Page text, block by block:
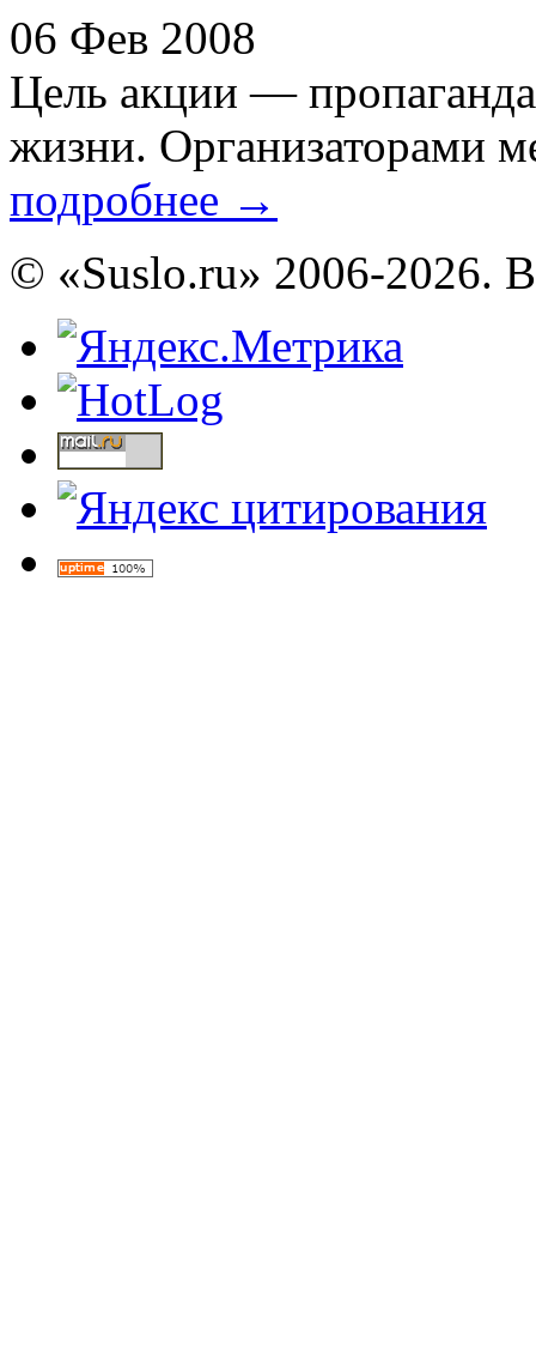
06 Фев 2008
Цель акции — пропаганда
жизни. Организаторами
подробнее →
© «Suslo.ru» 2006-2026.